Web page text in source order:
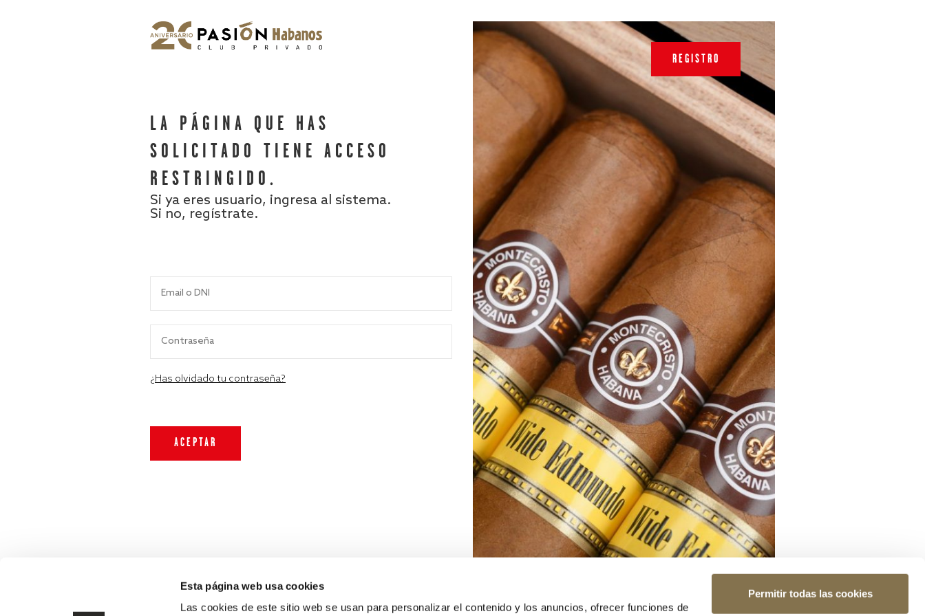
Esta página web usa cookies
Las cookies de este sitio web se usan para personalizar el contenido y los anuncios, ofrecer funciones de
Permitir todas las cookies
LA PÁGINA QUE HAS
SOLICITADO TIENE ACCESO
RESTRINGIDO.
Si ya eres usuario, ingresa al sistema.
Si no, regístrate.
¿Has olvidado tu contraseña?
REGISTRO